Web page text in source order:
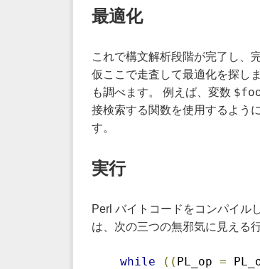
最適化
これで構文解析段階が完了し、
仮ここで走査して最適化を探し
も調べます。 例えば、変数
接検索する関数を使用するよう
す。
実行
Perl バイトコードをコンパイル
は、次の三つの無邪気に見える
while (( PL_op =